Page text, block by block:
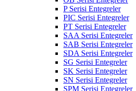
P Serisi Entegreler
PIC Serisi Entegreler
PT Serisi Entegreler
SAA Serisi Entegreler
SAB Serisi Entegreler
SDA Serisi Entegreler
SG Serisi Entegreler
SK Serisi Entegreler
SN Serisi Entegreler
SPM Serisi Entegreler